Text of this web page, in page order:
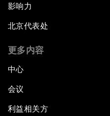
影响力
北京代表处
更多内容
中心
会议
利益相关方